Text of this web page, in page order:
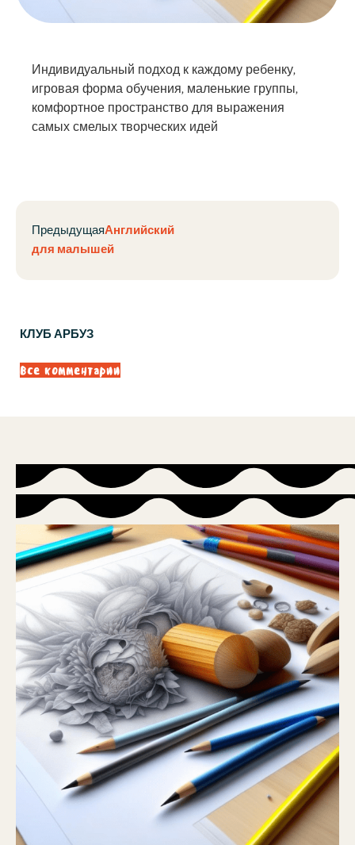
Индивидуальный подход к каждому ребенку,
игровая форма обучения, маленькие группы,
комфортное пространство для выражения
самых смелых творческих идей
ПредыдущаяАнглийский
для малышей
КЛУБ АРБУЗ
Все комментарии